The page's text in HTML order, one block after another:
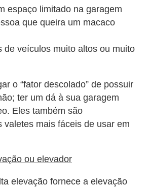
espaço limitado na garagem
que queira um macaco
de veículos muito altos ou muito
o “fator descolado” de possuir
ter um dá à sua garagem
Eles também são
valetes mais fáceis de usar em
ou elevador
elevação fornece a elevação